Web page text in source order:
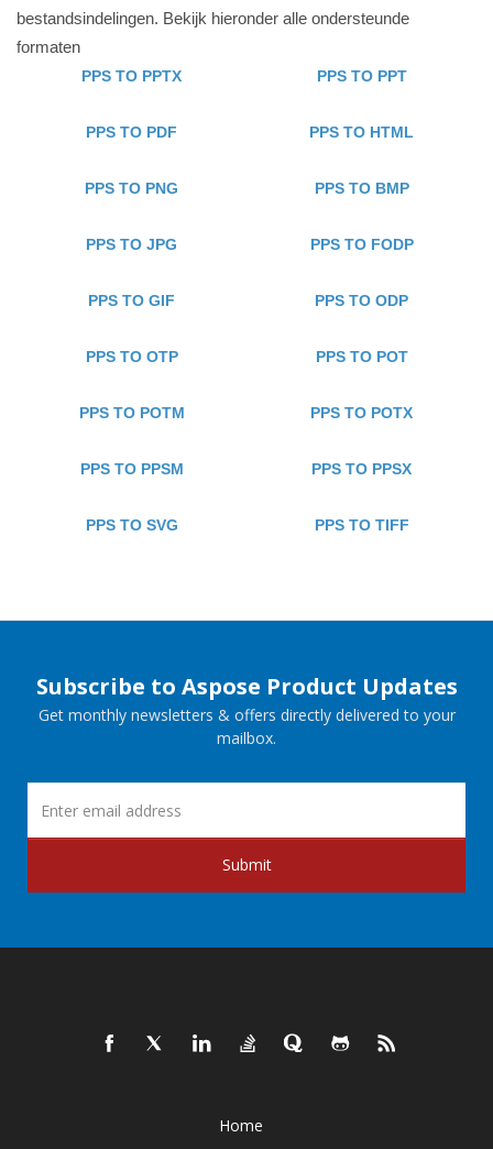
bestandsindelingen. Bekijk hieronder alle ondersteunde
formaten
PPS TO PPTX PPS TO PPT
PPS TO PDF PPS TO HTML
PPS TO PNG PPS TO BMP
PPS TO JPG PPS TO FODP
PPS TO GIF PPS TO ODP
PPS TO OTP PPS TO POT
PPS TO POTM PPS TO POTX
PPS TO PPSM PPS TO PPSX
PPS TO SVG PPS TO TIFF
Subscribe to Aspose Product Updates
Get monthly newsletters & offers directly delivered to your
mailbox.
Submit
Home